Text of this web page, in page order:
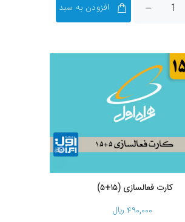
افزودن به سبد
کارت فعالسازی (۱۵+۵)
۴۹۰,۰۰۰ ریال